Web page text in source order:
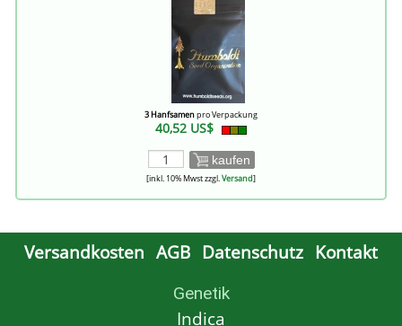
3 Hanfsamenpro Verpackung
40,52 US$
kaufen
[inkl. 10% Mwst zzgl.Versand]
Versandkosten AGB Datenschutz Kontakt
Genetik
Indica